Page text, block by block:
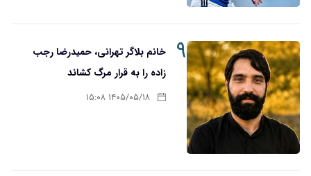
۹
خانم بلاگر تهرانی، حمیدرضا رجب
زاده را به قرار مرگ کشاند
۱۴۰۵/۰۵/۱۸ ۱۵:۰۸